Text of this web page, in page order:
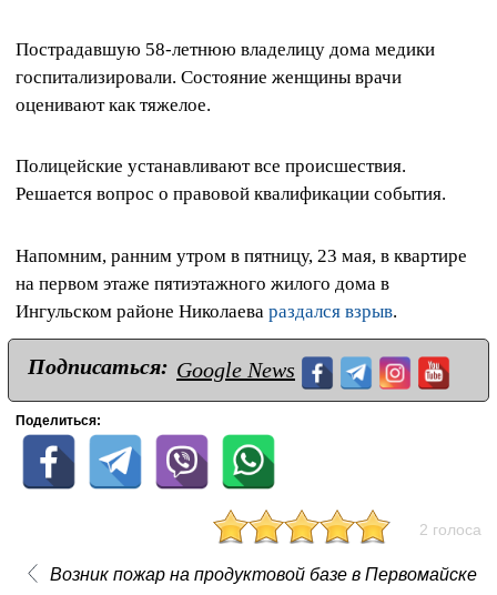
Пострадавшую 58-летнюю владелицу дома медики
госпитализировали. Состояние женщины врачи
оценивают как тяжелое.
Полицейские устанавливают все происшествия.
Решается вопрос о правовой квалификации события.
Напомним, ранним утром в пятницу, 23 мая, в квартире
на первом этаже пятиэтажного жилого дома в
Ингульском районе Николаева раздался взрыв.
Подписаться: Google News
Поделиться:
2 голоса
Возник пожар на продуктовой базе в Первомайске